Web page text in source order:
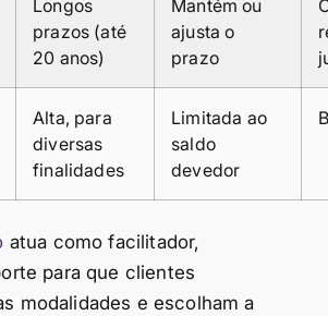
Longos
prazos (até
20 anos)
Mantém ou
ajusta o
prazo
Alta, para
diversas
finalidades
Limitada ao
saldo
devedor
atua como facilitador,
para que clientes
modalidades e escolham a